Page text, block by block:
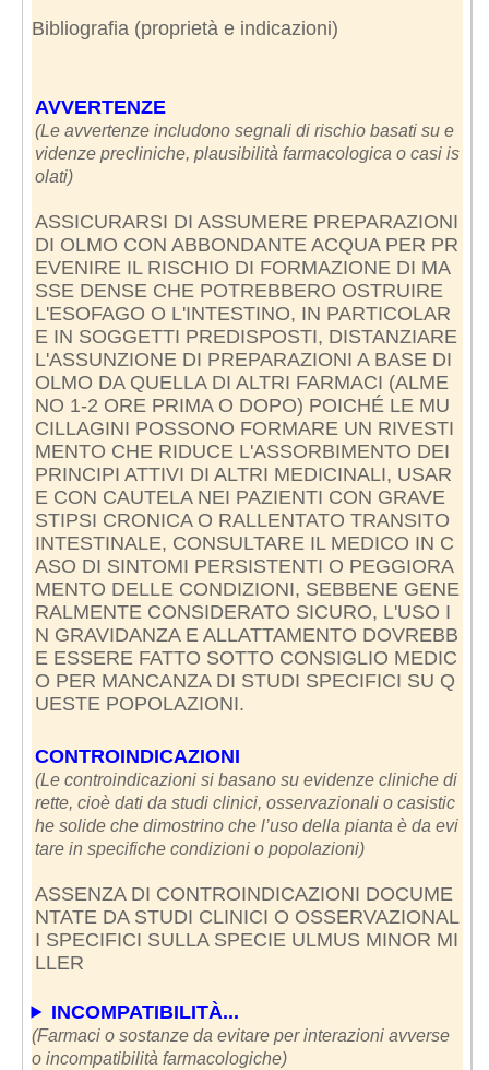
Bibliografia (proprietà e indicazioni)
AVVERTENZE
(Le avvertenze includono segnali di rischio basati su e
videnze precliniche, plausibilità farmacologica o casi is
olati)
ASSICURARSI DI ASSUMERE PREPARAZIONI
DI OLMO CON ABBONDANTE ACQUA PER PR
EVENIRE IL RISCHIO DI FORMAZIONE DI MA
SSE DENSE CHE POTREBBERO OSTRUIRE
L'ESOFAGO O L'INTESTINO, IN PARTICOLAR
E IN SOGGETTI PREDISPOSTI, DISTANZIARE
L'ASSUNZIONE DI PREPARAZIONI A BASE DI
OLMO DA QUELLA DI ALTRI FARMACI (ALME
NO 1-2 ORE PRIMA O DOPO) POICHÉ LE MU
CILLAGINI POSSONO FORMARE UN RIVESTI
MENTO CHE RIDUCE L'ASSORBIMENTO DEI
PRINCIPI ATTIVI DI ALTRI MEDICINALI, USAR
E CON CAUTELA NEI PAZIENTI CON GRAVE
STIPSI CRONICA O RALLENTATO TRANSITO
INTESTINALE, CONSULTARE IL MEDICO IN C
ASO DI SINTOMI PERSISTENTI O PEGGIORA
MENTO DELLE CONDIZIONI, SEBBENE GENE
RALMENTE CONSIDERATO SICURO, L'USO I
N GRAVIDANZA E ALLATTAMENTO DOVREBB
E ESSERE FATTO SOTTO CONSIGLIO MEDIC
O PER MANCANZA DI STUDI SPECIFICI SU Q
UESTE POPOLAZIONI.
CONTROINDICAZIONI
(Le controindicazioni si basano su evidenze cliniche di
rette, cioè dati da studi clinici, osservazionali o casistic
he solide che dimostrino che l’uso della pianta è da evi
tare in specifiche condizioni o popolazioni)
ASSENZA DI CONTROINDICAZIONI DOCUME
NTATE DA STUDI CLINICI O OSSERVAZIONAL
I SPECIFICI SULLA SPECIE ULMUS MINOR MI
LLER
INCOMPATIBILITÀ...
(Farmaci o sostanze da evitare per interazioni avverse
o incompatibilità farmacologiche)